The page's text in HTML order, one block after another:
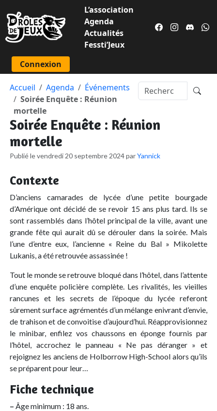
L’association
Agenda
Actualités
Fessti’Jeux
Connexion
Accueil Agenda
Événements
Soirée Enquête : Réunion
mortelle
Soirée Enquête : Réunion
mortelle
Publié le vendredi 20 septembre 2024 parYannick
Contexte
D’anciens camarades de lycée d’une petite bourgade
d’Amérique ont décidé de se revoir 15 ans plus tard. Ils se
sont rassemblés dans l’hôtel principal de la ville, avant une
grande fête qui aurait dû se dérouler dans la soirée. Mais
l’une d’entre eux, l’ancienne « Reine du Bal » Mikolette
Lukanis, a été retrouvée assassinée !
Tout le monde se retrouve bloqué dans l’hôtel, dans l’attente
d’une enquête policière complète. Les rivalités, les vieilles
rancunes et les secrets de l’époque du lycée referont
sûrement surface agrémentés d’un mélange enivrant d’envie,
de trahison et de convoitise d’aujourd’hui. Réapprovisionnez
le minibar, enfilez vos chaussons en éponge fournis par
l’hôtel, accrochez le panneau « Ne pas déranger » et
rejoignez les anciens de Holborrow High-School alors qu’ils
se préparent pour leur…
Fiche technique
– Âge minimum : 18 ans.